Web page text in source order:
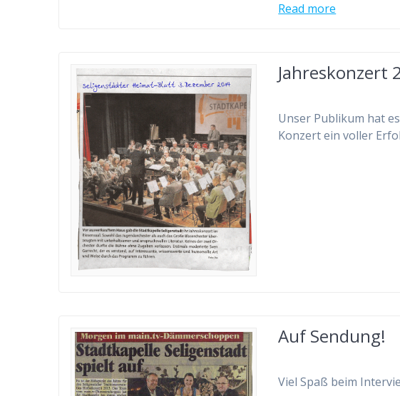
Read more
Jahreskonzert
Unser Publikum hat
Konzert ein voller
Auf Sendung!
Viel Spaß beim